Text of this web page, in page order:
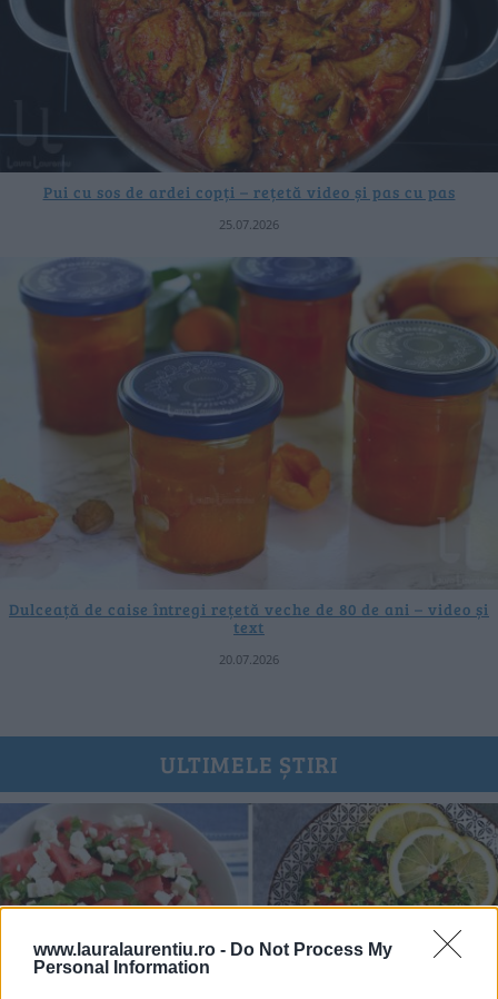
www.lauralaurentiu.ro - Do Not Process My
Personal Information
Pui cu sos de ardei copți – rețetă video și pas cu pas
25.07.2026
Dulceață de caise întregi rețetă veche de 80 de ani – video și
text
20.07.2026
ULTIMELE ȘTIRI